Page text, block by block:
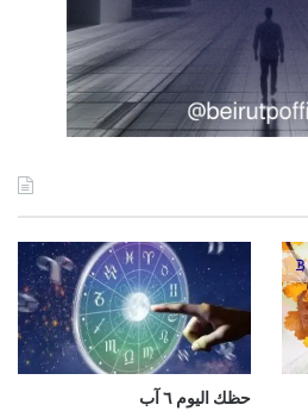
حظك اليوم ٦ آب